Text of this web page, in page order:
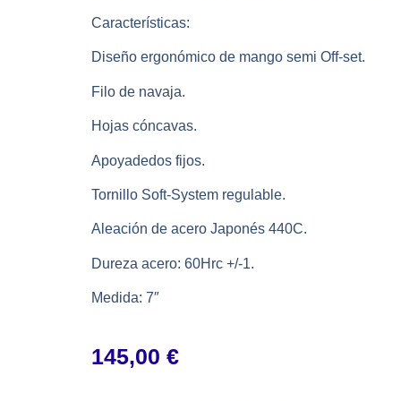
Características:
Diseño ergonómico de mango semi Off-set.
Filo de navaja.
Hojas cóncavas.
Apoyadedos fijos.
Tornillo Soft-System regulable.
Aleación de acero Japonés 440C.
Dureza acero: 60Hrc +/-1.
Medida: 7″
145,00 €